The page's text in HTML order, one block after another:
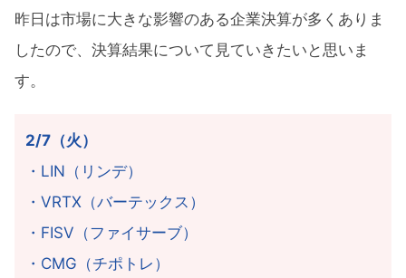
昨日は市場に大きな影響のある企業決算が多くありま
したので、決算結果について見ていきたいと思いま
す。
2/7（火）
・LIN（リンデ）
・VRTX（バーテックス）
・FISV（ファイサーブ）
・CMG（チポトレ）